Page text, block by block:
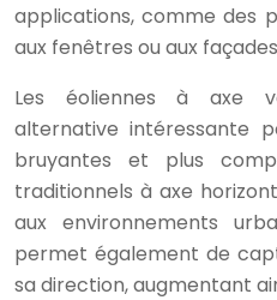
applications, comme des
aux fenêtres ou aux
Les éoliennes à axe
alternative intéressante
bruyantes et plus
traditionnels à axe
aux environnements
permet également de
sa direction, augmentant